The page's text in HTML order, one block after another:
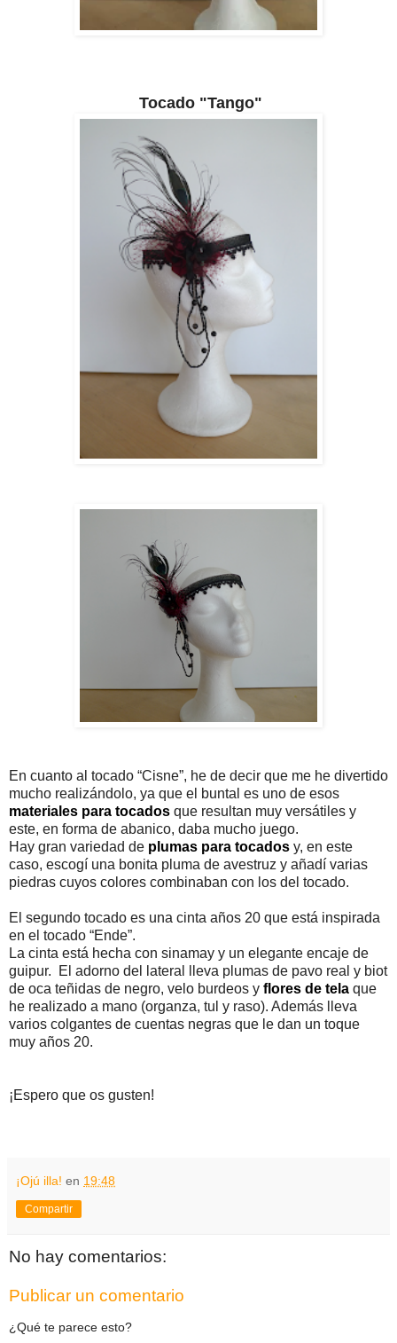
Tocado "Tango"
En cuanto al tocado “Cisne”, he de decir que me he divertido
mucho realizándolo, ya que el buntal es uno de esos
materiales para tocados que resultan muy versátiles y
este, en forma de abanico, daba mucho juego.
Hay gran variedad de plumas para tocados y, en este
caso, escogí una bonita pluma de avestruz y añadí varias
piedras cuyos colores combinaban con los del tocado.
El segundo tocado es una cinta años 20 que está inspirada
en el tocado “Ende”.
La cinta está hecha con sinamay y un elegante encaje de
guipur. El adorno del lateral lleva plumas de pavo real y biot
de oca teñidas de negro, velo burdeos y flores de tela que
he realizado a mano (organza, tul y raso). Además lleva
varios colgantes de cuentas negras que le dan un toque
muy años 20.
¡Espero que os gusten!
¡Ojú illa! en 19:48
Compartir
No hay comentarios:
Publicar un comentario
¿Qué te parece esto?